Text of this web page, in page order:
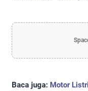
Baca juga: Motor